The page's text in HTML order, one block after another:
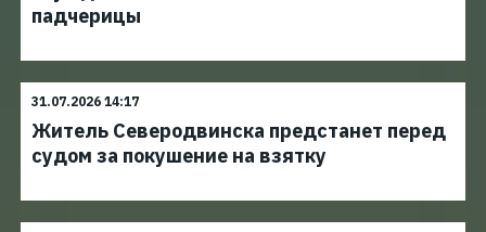
падчерицы
31.07.2026 14:17
Житель Северодвинска предстанет перед
судом за покушение на взятку